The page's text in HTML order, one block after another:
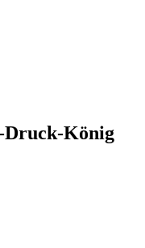
Druck-König